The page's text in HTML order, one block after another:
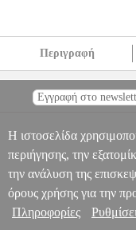
Περιγραφή
ΔΙΑΧΩΡΙΣΤΗΣ
Η ιστοσελίδα
περιήγησης, την
την ανάλυση της
όρους χρήσης για την
Πληροφορίες